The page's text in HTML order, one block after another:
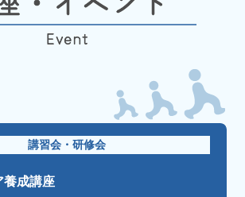
講習会・研修会
養成講座